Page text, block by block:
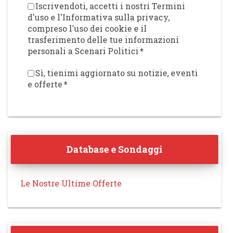
Iscrivendoti, accetti i nostri Termini
d'uso e l'Informativa sulla privacy,
compreso l'uso dei cookie e il
trasferimento delle tue informazioni
personali a Scenari Politici*
Sì, tienimi aggiornato su notizie, eventi
e offerte*
Database e Sondaggi
Le Nostre Ultime Offerte